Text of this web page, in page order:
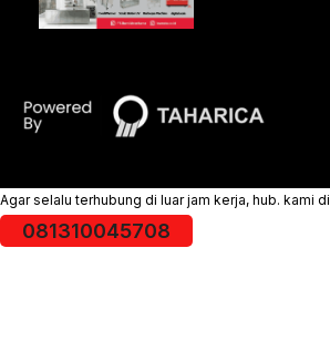
Agar selalu terhubung di luar jam kerja, hub. kami di
081310045708